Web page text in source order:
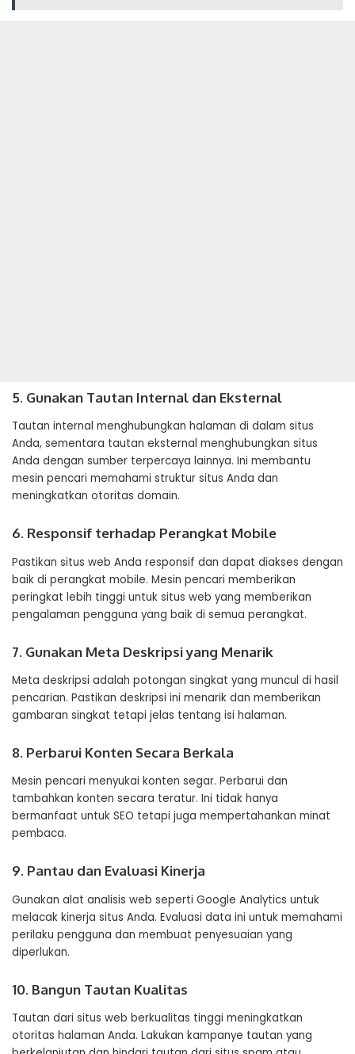
5. Gunakan Tautan Internal dan Eksternal
Tautan internal menghubungkan halaman di dalam situs
Anda, sementara tautan eksternal menghubungkan situs
Anda dengan sumber terpercaya lainnya. Ini membantu
mesin pencari memahami struktur situs Anda dan
meningkatkan otoritas domain.
6. Responsif terhadap Perangkat Mobile
Pastikan situs web Anda responsif dan dapat diakses dengan
baik di perangkat mobile. Mesin pencari memberikan
peringkat lebih tinggi untuk situs web yang memberikan
pengalaman pengguna yang baik di semua perangkat.
7. Gunakan Meta Deskripsi yang Menarik
Meta deskripsi adalah potongan singkat yang muncul di hasil
pencarian. Pastikan deskripsi ini menarik dan memberikan
gambaran singkat tetapi jelas tentang isi halaman.
8. Perbarui Konten Secara Berkala
Mesin pencari menyukai konten segar. Perbarui dan
tambahkan konten secara teratur. Ini tidak hanya
bermanfaat untuk SEO tetapi juga mempertahankan minat
pembaca.
9. Pantau dan Evaluasi Kinerja
Gunakan alat analisis web seperti Google Analytics untuk
melacak kinerja situs Anda. Evaluasi data ini untuk memahami
perilaku pengguna dan membuat penyesuaian yang
diperlukan.
10. Bangun Tautan Kualitas
Tautan dari situs web berkualitas tinggi meningkatkan
otoritas halaman Anda. Lakukan kampanye tautan yang